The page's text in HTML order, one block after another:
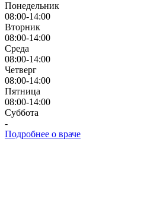
Понедельник
08:00-14:00
Вторник
08:00-14:00
Среда
08:00-14:00
Четверг
08:00-14:00
Пятница
08:00-14:00
Суббота
-
Подробнее о враче